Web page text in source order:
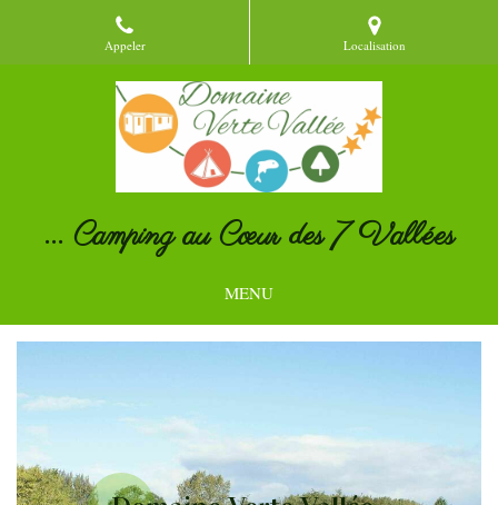
Appeler Localisation
... Camping au Cœur des 7 Vallées
MENU